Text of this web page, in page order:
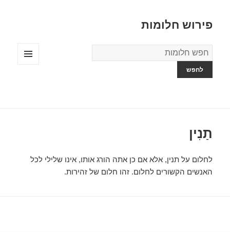
פירוש חלומות
מילון
החלומות
תַנִין
לחלום על תנין, אלא אם כן אתה הורג אותו, אינו שלילי לכל
האנשים הקשורים לחלום. זהו חלום של זהירות.